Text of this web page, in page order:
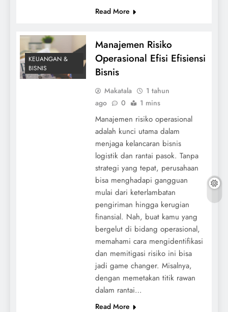
Read More
KEUANGAN &
BISNIS
Manajemen Risiko
Operasional Efisi Efisiensi
Bisnis
Makatala
1 tahun
ago
0 1 mins
Manajemen risiko operasional
adalah kunci utama dalam
menjaga kelancaran bisnis
logistik dan rantai pasok. Tanpa
strategi yang tepat, perusahaan
bisa menghadapi gangguan
mulai dari keterlambatan
pengiriman hingga kerugian
finansial. Nah, buat kamu yang
bergelut di bidang operasional,
memahami cara mengidentifikasi
dan memitigasi risiko ini bisa
jadi game changer. Misalnya,
dengan memetakan titik rawan
dalam rantai…
Read More